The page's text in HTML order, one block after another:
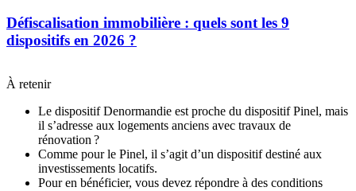
Défiscalisation immobilière : quels sont les 9
dispositifs en 2026 ?
À retenir
Le dispositif Denormandie est proche du dispositif Pinel, mais
il s’adresse aux logements anciens avec travaux de
rénovation ?
Comme pour le Pinel, il s’agit d’un dispositif destiné aux
investissements locatifs.
Pour en bénéficier, vous devez répondre à des conditions